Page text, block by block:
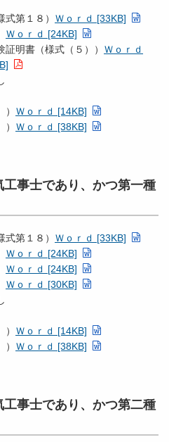
第１８） Ｗｏｒｄ [33KB]
Ｗｏｒｄ [24KB]
明書（様式（５）） Ｗｏｒｄ
Ｗｏｒｄ [14KB]
Ｗｏｒｄ [38KB]
事士であり、かつ第一種
第１８） Ｗｏｒｄ [33KB]
Ｗｏｒｄ [24KB]
Ｗｏｒｄ [24KB]
Ｗｏｒｄ [30KB]
Ｗｏｒｄ [14KB]
Ｗｏｒｄ [38KB]
事士であり、かつ第二種